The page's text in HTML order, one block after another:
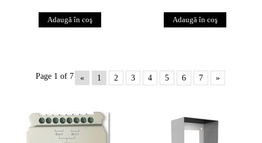
Page 1 of 7 « 1 2 3 4 5 6 7 »